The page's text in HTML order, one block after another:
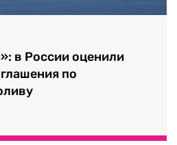
в России оценили
по